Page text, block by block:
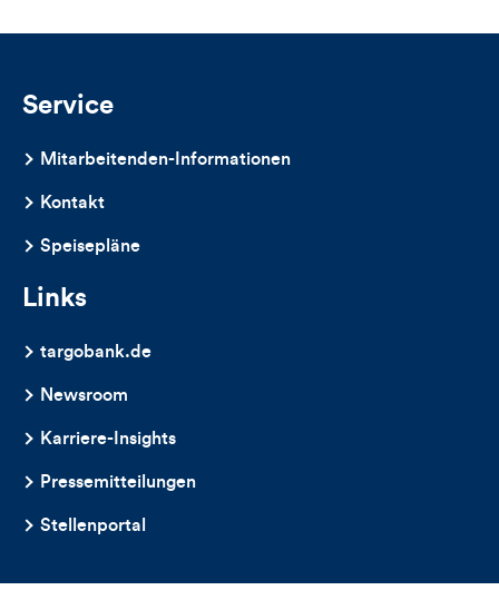
Service
Mitarbeitenden-Informationen
Kontakt
Speisepläne
Links
targobank.de
Newsroom
Karriere-Insights
Pressemitteilungen
Stellenportal